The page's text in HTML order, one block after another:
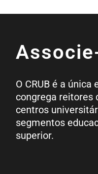
O CRUB é a
congrega reitores
centros
segmentos
superior.